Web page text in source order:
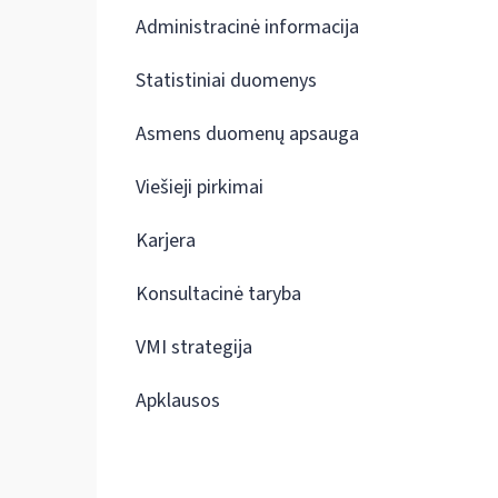
Administracinė informacija
Statistiniai duomenys
Asmens duomenų apsauga
Viešieji pirkimai
Karjera
Konsultacinė taryba
VMI strategija
Apklausos